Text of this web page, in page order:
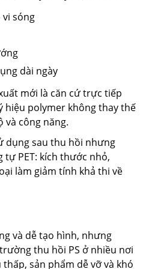
sóng
dài ngày
mới là căn cứ trực tiếp
hiệu polymer không thay thế
và công năng.
dụng sau thu hồi nhưng
PET: kích thước nhỏ,
làm giảm tính khả thi về
và dễ tạo hình, nhưng
thu hồi PS ở nhiều nơi
sản phẩm dễ vỡ và khó